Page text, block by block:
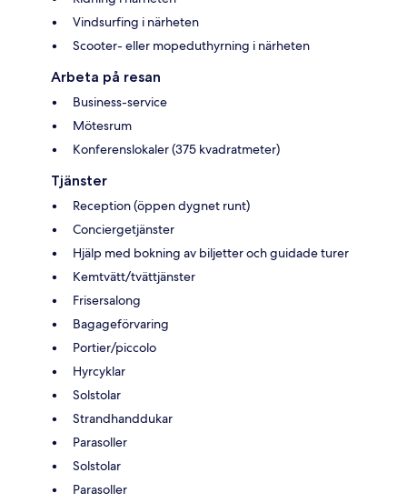
Vindsurfing i närheten
Scooter- eller mopeduthyrning i närheten
Arbeta på resan
Business-service
Mötesrum
Konferenslokaler (375 kvadratmeter)
Tjänster
Reception (öppen dygnet runt)
Conciergetjänster
Hjälp med bokning av biljetter och guidade turer
Kemtvätt/tvättjänster
Frisersalong
Bagageförvaring
Portier/piccolo
Hyrcyklar
Solstolar
Strandhanddukar
Parasoller
Solstolar
Parasoller